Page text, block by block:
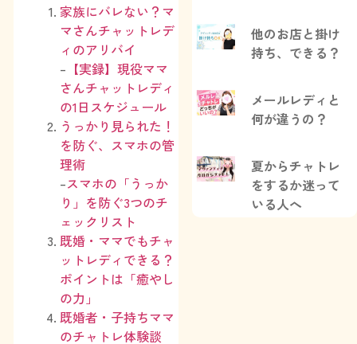
家族にバレない？マ
マさんチャットレデ
ィのアリバイ
– 【実録】現役ママ
さんチャットレディ
の1日スケジュール
うっかり見られた！
を防ぐ、スマホの管
理術
–スマホの「うっか
り」を防ぐ3つのチ
ェックリスト
既婚・ママでもチャ
ットレディできる？
ポイントは「癒やし
の力」
既婚者・子持ちママ
のチャトレ体験談
他のお店と掛け
持ち、できる？
メールレディと
何が違うの？
夏からチャトレ
をするか迷って
いる人へ